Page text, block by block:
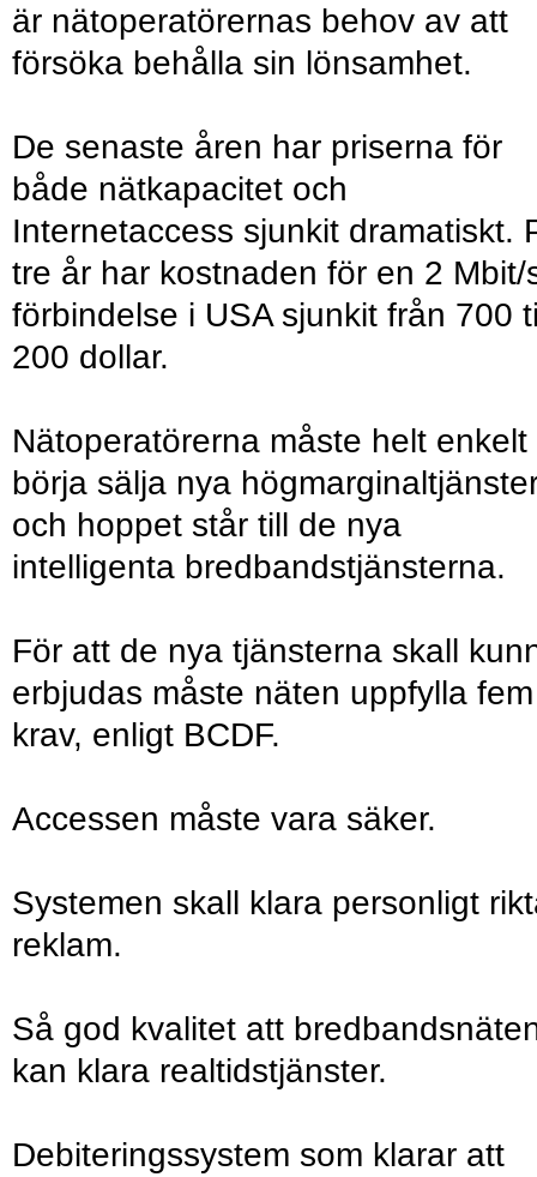
är nätoperatörernas behov av att
försöka behålla sin lönsamhet.
De senaste åren har priserna för
både nätkapacitet och
Internetaccess sjunkit dramatiskt.
tre år har kostnaden för en 2 Mbit/
förbindelse i USA sjunkit från 700
200 dollar.
Nätoperatörerna måste helt enkelt
börja sälja nya
och hoppet står till de nya
intelligenta bredbandstjänsterna.
För att de nya tjänsterna skall
erbjudas måste näten uppfylla fem
krav, enligt BCDF.
Accessen måste vara säker.
Systemen skall klara personligt
reklam.
Så god kvalitet att
kan klara realtidstjänster.
Debiteringssystem som klarar att